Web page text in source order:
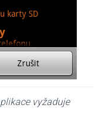
vyžaduje